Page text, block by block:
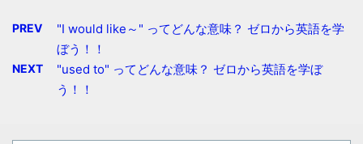
PREV
"I would like～" ってどんな意味？ ゼロから英語を学
ぼう！！
NEXT
"used to" ってどんな意味？ ゼロから英語を学ぼ
う！！